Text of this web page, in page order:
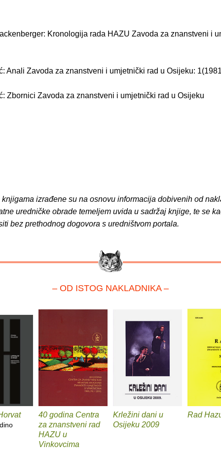
Kronologija rada HAZU Zavoda za znanstveni i
Anali Zavoda za znanstveni i umjetnički rad u Osijeku:
Zbornici Zavoda za znanstveni i umjetnički rad u Osijeku
izrađene su na osnovu informacija dobivenih od
uredničke obrade temeljem uvida u sadržaj knjige, te se
bez prethodnog dogovora s uredništvom portala.
– OD ISTOG NAKLADNIKA –
40 godina Centra
za znanstveni rad
HAZU u
Vinkovcima
Krležini dani u
Osijeku 2009
Rad